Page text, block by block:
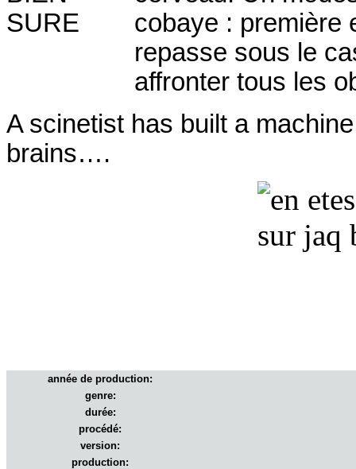
cobaye :
repasse sous le
affronter tous les
A scinetist has built a
brains….
année de production:
genre:
durée:
procédé:
version:
production: